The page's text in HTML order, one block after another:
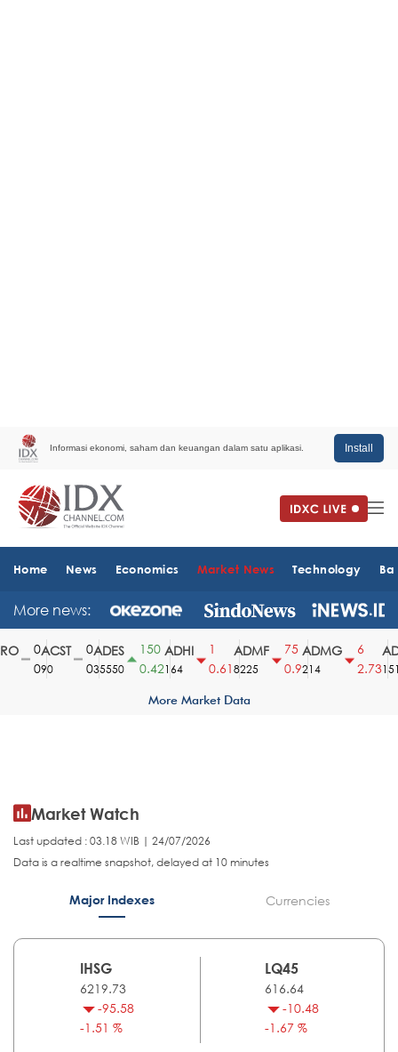
Informasi ekonomi, saham dan keuangan dalam satu aplikasi. Install
Home News Economics Market News Technology
More news:
ACST
90
ADES
35550
150
0.42
ADHI
164
0.61
ADMF
8225
75
0.9
ADMG
214
2.731510
More Market Data
Market Watch
Last updated : 03.18 WIB | 24/07/2026
Data is a realtime snapshot, delayed at 10 minutes
Major Indexes Currencies
IHSG
6219.73
-95.58
-1.51 %
LQ45
616.64
-10.48
-1.67 %